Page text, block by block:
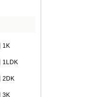
1K
1LDK
2DK
3K